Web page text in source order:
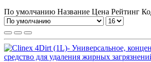
По умолчанию Название Цена Рейтинг